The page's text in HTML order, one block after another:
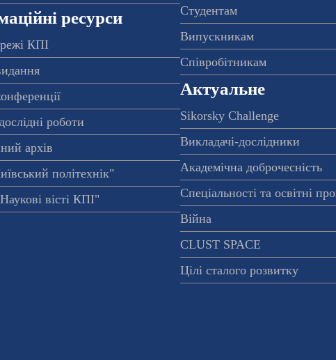
ресурси
КПІ
роботи
архів
політехнік"
вісті КПІ"
Студентам
Випускникам
Співробітникам
Актуальне
Sikorsky Challenge
Викладачі-дослідники
Академічна доброчесність
Спеціальності та освітні
Війна
CLUST SPACE
Цілі сталого розвитку